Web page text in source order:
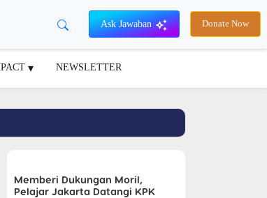
Ask Jawaban Donate Now
NEWSLETTER
Memberi Dukungan Moril,
Pelajar Jakarta Datangi KPK